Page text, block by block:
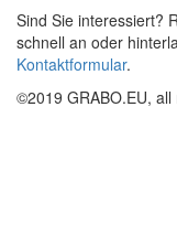
Sind Sie interessiert?
schnell an oder
Kontaktformular.
©2019 GRABO.EU,